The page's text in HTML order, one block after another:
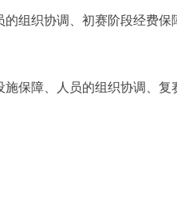
组织协调、初赛阶段经费保
保障、人员的组织协调、复